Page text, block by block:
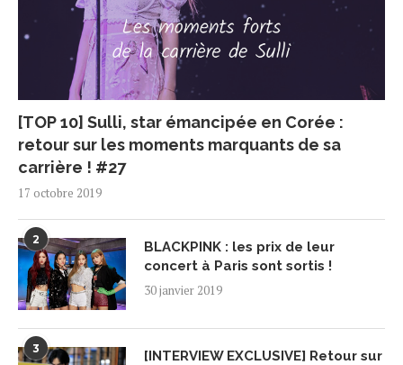
[TOP 10] Sulli, star émancipée en Corée :
retour sur les moments marquants de sa
carrière ! #27
17 octobre 2019
2
BLACKPINK : les prix de leur
concert à Paris sont sortis !
30 janvier 2019
3
[INTERVIEW EXCLUSIVE] Retour sur